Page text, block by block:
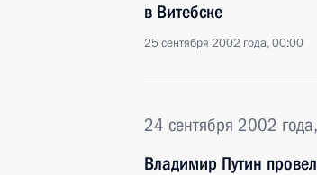
в Витебске
25 сентября 2002 года, 00:00
24 сентября 2002
Владимир Путин